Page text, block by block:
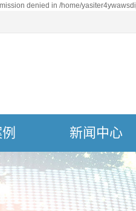
denied in /home/
新闻中心
新闻动态
技术知识